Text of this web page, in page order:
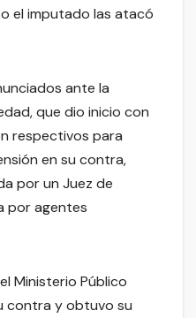
el imputado las atacó
ante la
que dio inicio con
respectivos para
en su contra,
por un Juez de
por agentes
Ministerio Público
contra y obtuvo su